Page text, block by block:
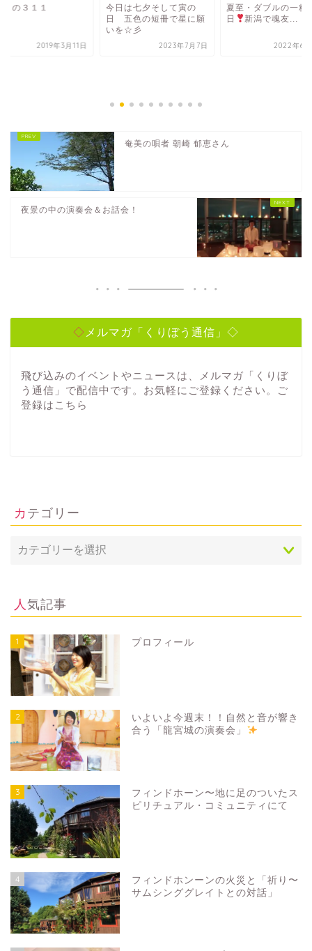
目の３１１
2019年3月11日
今日は七夕そして寅の
日 五色の短冊で星に願
いを☆彡
2023年7月7日
夏至・ダブルの一粒
日
新潟で魂友...
2022年6
奄美の唄者 朝崎 郁恵さん
夜景の中の演奏会＆お話会！
◇メルマガ「くりぼう通信」◇
飛び込みのイベントやニュースは、メルマガ「くりぼ
う通信」で配信中です。お気軽にご登録ください。ご
登録は こちら
カテゴリー
人気記事
1 プロフィール
2
いよいよ今週末！！自然と音が響き
合う「龍宮城の演奏会」
3
フィンドホーン〜地に足のついたス
ピリチュアル・コミュニティにて
4
フィンドホンーンの火災と「祈り〜
サムシンググレイトとの対話」